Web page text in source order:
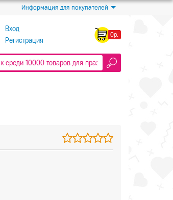
Информация для покупателей
Вход
Регистрация
0р.